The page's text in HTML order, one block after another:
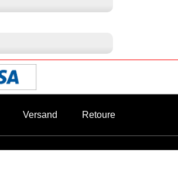
Versand Retoure